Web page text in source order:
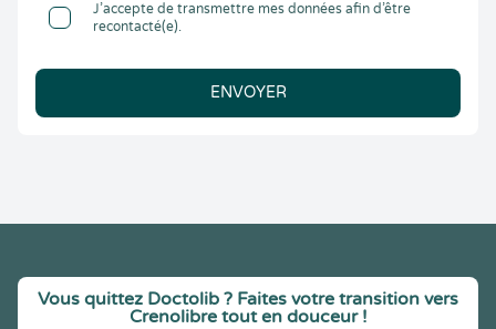
J’accepte de transmettre mes données afin d’être
recontacté(e).
ENVOYER
Vous quittez Doctolib ? Faites votre transition vers
Crenolibre tout en douceur !